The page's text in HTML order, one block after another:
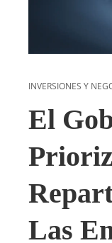
INVERSIONES Y
El
Las